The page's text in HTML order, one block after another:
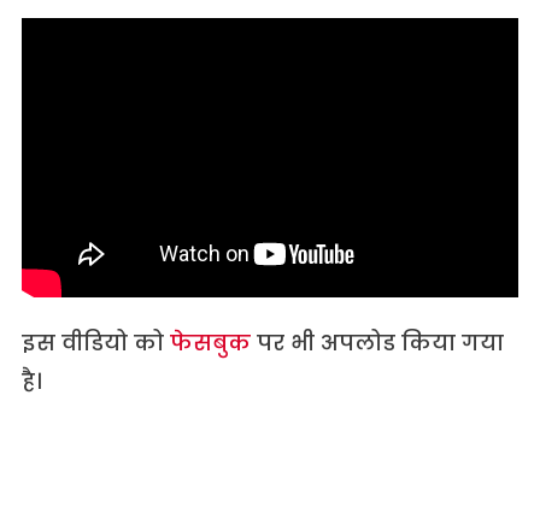
इस वीडियो को फेसबुकपर भी अपलोड किया गया
है।